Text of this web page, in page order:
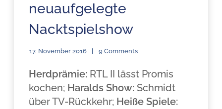
neuaufgelegte
Nacktspielshow
17. November 2016 9 Comments
Herdprämie: RTL II lässt Promis
kochen; Haralds Show: Schmidt
über TV-Rückkehr; Heiße Spiele: